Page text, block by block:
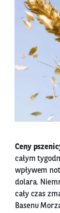
Ceny
całym
wpływem
dolara.
cały czas
Basenu